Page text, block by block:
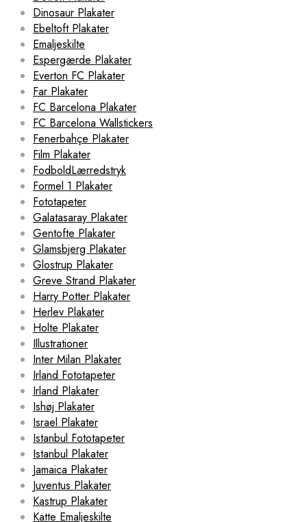
Dinosaur Plakater
Ebeltoft Plakater
Emaljeskilte
Espergærde Plakater
Everton FC Plakater
Far Plakater
FC Barcelona Plakater
FC Barcelona Wallstickers
Fenerbahçe Plakater
Film Plakater
FodboldLærredstryk
Formel 1 Plakater
Fototapeter
Galatasaray Plakater
Gentofte Plakater
Glamsbjerg Plakater
Glostrup Plakater
Greve Strand Plakater
Harry Potter Plakater
Herlev Plakater
Holte Plakater
Illustrationer
Inter Milan Plakater
Irland Fototapeter
Irland Plakater
Ishøj Plakater
Israel Plakater
Istanbul Fototapeter
Istanbul Plakater
Jamaica Plakater
Juventus Plakater
Kastrup Plakater
Katte Emaljeskilte